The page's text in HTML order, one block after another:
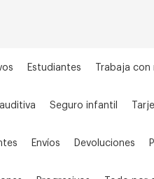
Estudiantes Trabaja
Seguro infantil
Envíos Devoluciones